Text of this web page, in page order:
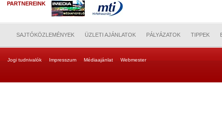
PARTNEREINK
SAJTÓKÖZLEMÉNYEK ÜZLETI AJÁNLATOK PÁLYÁZATOK TIPPEK
Jogi tudnivalók Impresszum Médiaajánlat Webmester